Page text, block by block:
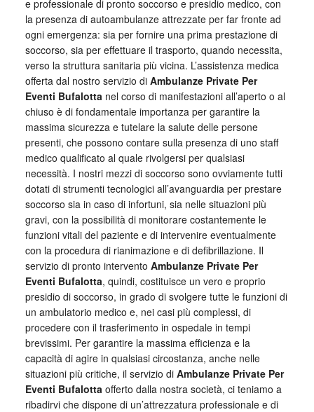
e professionale di pronto soccorso e presidio medico, con
la presenza di autoambulanze attrezzate per far fronte ad
ogni emergenza: sia per fornire una prima prestazione di
soccorso, sia per effettuare il trasporto, quando necessita,
verso la struttura sanitaria più vicina. L’assistenza medica
offerta dal nostro servizio di Ambulanze Private Per
Eventi Bufalottanel corso di manifestazioni all’aperto o al
chiuso è di fondamentale importanza per garantire la
massima sicurezza e tutelare la salute delle persone
presenti, che possono contare sulla presenza di uno staff
medico qualificato al quale rivolgersi per qualsiasi
necessità. I nostri mezzi di soccorso sono ovviamente tutti
dotati di strumenti tecnologici all’avanguardia per prestare
soccorso sia in caso di infortuni, sia nelle situazioni più
gravi, con la possibilità di monitorare costantemente le
funzioni vitali del paziente e di intervenire eventualmente
con la procedura di rianimazione e di defibrillazione. Il
servizio di pronto intervento Ambulanze Private Per
Eventi Bufalotta, quindi, costituisce un vero e proprio
presidio di soccorso, in grado di svolgere tutte le funzioni di
un ambulatorio medico e, nei casi più complessi, di
procedere con il trasferimento in ospedale in tempi
brevissimi. Per garantire la massima efficienza e la
capacità di agire in qualsiasi circostanza, anche nelle
situazioni più critiche, il servizio di Ambulanze Private Per
Eventi Bufalottaofferto dalla nostra società, ci teniamo a
ribadirvi che dispone di un’attrezzatura professionale e di